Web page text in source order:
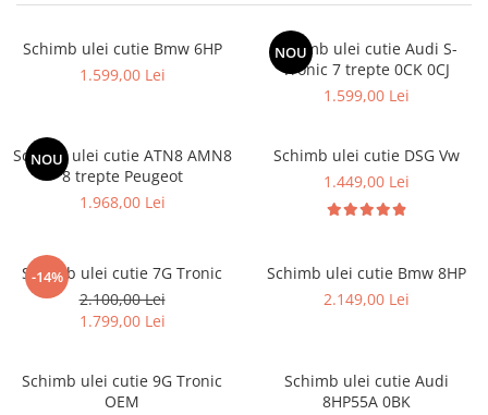
Schimb ulei cutie Bmw 6HP
1.599,00 Lei
NOU
Schimb ulei cutie Audi S-
Tronic 7 trepte 0CK 0CJ
1.599,00 Lei
NOU
Schimb ulei cutie ATN8 AMN8
8 trepte Peugeot
1.968,00 Lei
Schimb ulei cutie DSG Vw
1.449,00 Lei
-14%
Schimb ulei cutie 7G Tronic
2.100,00 Lei
1.799,00 Lei
Schimb ulei cutie Bmw 8HP
2.149,00 Lei
Schimb ulei cutie 9G Tronic
OEM
Schimb ulei cutie Audi
8HP55A 0BK